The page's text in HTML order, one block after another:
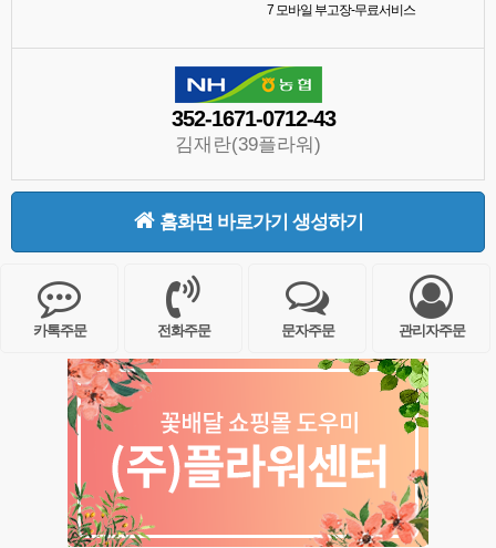
7모바일 부고장-무료서비스
352-1671-0712-43
김재란(39플라워)
홈화면 바로가기 생성하기
카톡주문 전화주문 문자주문 관리자주문